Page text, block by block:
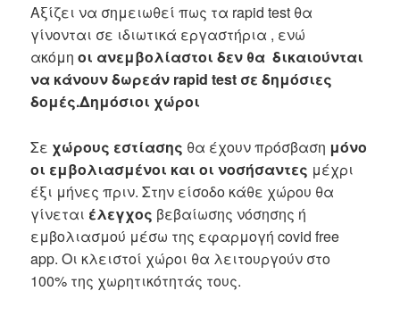
Αξίζει να σημειωθεί πως τα rapid test θα
γίνονται σε ιδιωτικά εργαστήρια , ενώ
ακόμηοι ανεμβολίαστοι δεν θα δικαιούνται
να κάνουν δωρεάν rapid test σε δημόσιες
δομές.Δημόσιοι χώροι
Σε χώρους εστίασης θα έχουν πρόσβαση μόνο
οι εμβολιασμένοι και οι νοσήσαντες μέχρι
έξι μήνες πριν. Στην είσοδο κάθε χώρου θα
γίνεται έλεγχος βεβαίωσης νόσησης ή
εμβολιασμού μέσω της εφαρμογή covid free
app. Οι κλειστοί χώροι θα λειτουργούν στο
100% της χωρητικότητάς τους.